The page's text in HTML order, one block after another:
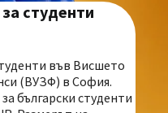
студенти
във Висшето
(ВУЗФ) в София.
български студенти